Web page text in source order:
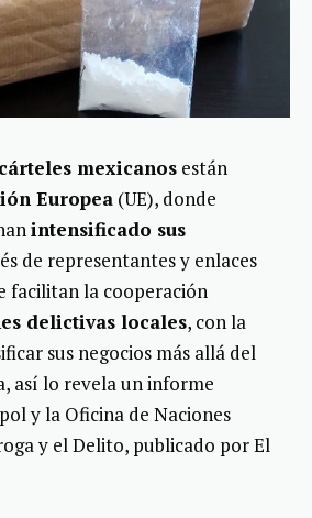
cárteles mexicanos están
Europea (UE), donde
intensificado sus
de representantes y enlaces
facilitan la cooperación
delictivas locales, con la
sus negocios más allá del
así lo revela un informe
y la Oficina de Naciones
y el Delito, publicado por El